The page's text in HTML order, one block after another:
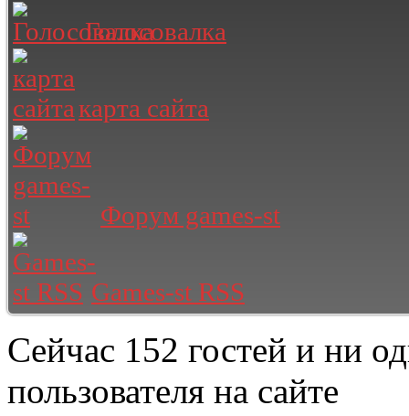
Голосовалка
карта сайта
Форум games-st
Games-st RSS
Сейчас 152 гостей и ни
пользователя на сайте